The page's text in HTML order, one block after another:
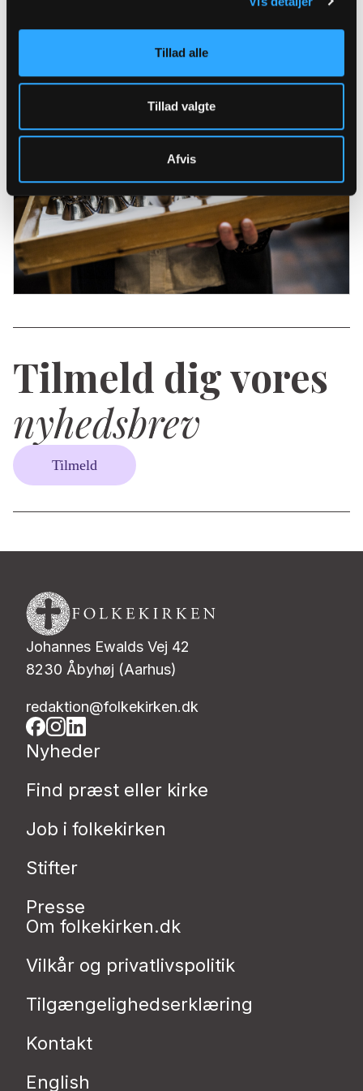
Tillad alle
Tillad valgte
Afvis
Foreningen af Kirke- og
kulturmedarbejdere.
Tilmeld dig vores
nyhedsbrev
Tilmeld
Johannes Ewalds Vej 42
8230 Åbyhøj (Aarhus)
redaktion@folkekirken.dk
Nyheder
Find præst eller kirke
Job i folkekirken
Stifter
Presse
Om folkekirken.dk
Vilkår og privatlivspolitik
Tilgængelighedserklæring
Kontakt
English